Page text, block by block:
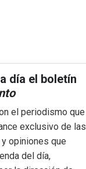
día el boletín
el periodismo que
exclusivo de las
opiniones que
del día,